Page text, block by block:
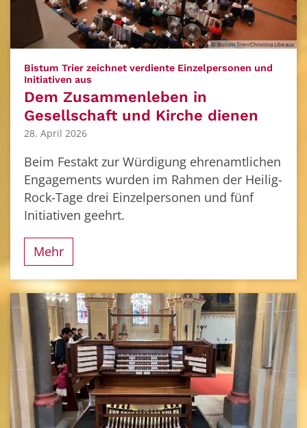
© Bistum Trier/Christina Libeaux
Bistum Trier zeichnet verdiente Einzelpersonen und
Initiativen aus
Dem Zusammenleben in
Gesellschaft und Kirche dienen
28. April 2026
Beim Festakt zur Würdigung ehrenamtlichen
Engagements wurden im Rahmen der Heilig-
Rock-Tage drei Einzelpersonen und fünf
Initiativen geehrt.
Mehr